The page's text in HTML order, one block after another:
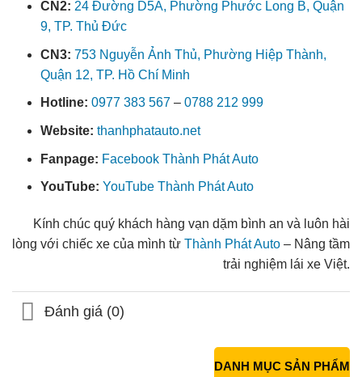
CN2: 24 Đường D5A, Phường Phước Long B, Quận
9, TP. Thủ Đức
CN3: 753 Nguyễn Ảnh Thủ, Phường Hiệp Thành,
Quận 12, TP. Hồ Chí Minh
Hotline: 0977 383 567 – 0788 212 999
Website: thanhphatauto.net
Fanpage: Facebook Thành Phát Auto
YouTube: YouTube Thành Phát Auto
Kính chúc quý khách hàng vạn dặm bình an và luôn hài
lòng với chiếc xe của mình từ Thành Phát Auto – Nâng tầm
trải nghiệm lái xe Việt.
Đánh giá (0)
DANH MỤC SẢN PHẨM